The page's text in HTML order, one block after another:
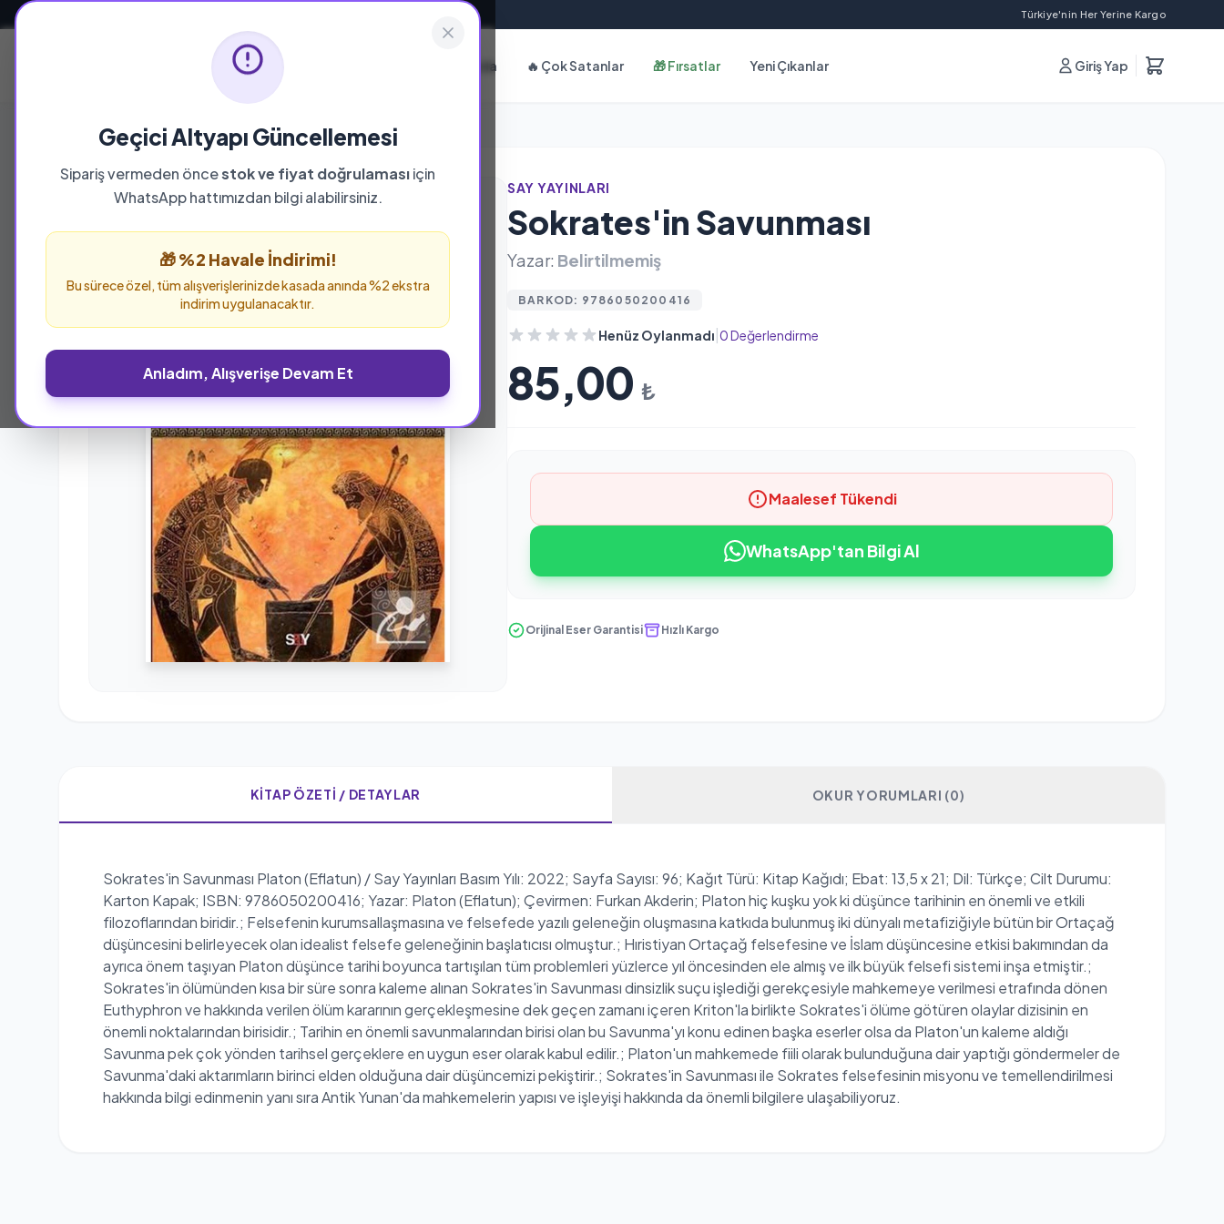
Geçici Altyapı Güncellemesi
Sipariş vermeden öncestok ve fiyat doğrulamasıiçin
WhatsApp hattımızdan bilgi alabilirsiniz.
🎁 %2 Havale İndirimi!
Bu sürece özel, tüm alışverişlerinizde kasada anında %2 ekstra
indirim uygulanacaktır.
Anladım, Alışverişe Devam Et
Türkiye'nin Her Yerine Kargo
Hakkımızda 🔥 Çok Satanlar 🎁 Fırsatlar Yeni Çıkanlar Giriş Yap
SAY YAYINLARI
Sokrates'in Savunması
Yazar: Belirtilmemiş
BARKOD: 9786050200416
Henüz Oylanmadı 0 Değerlendirme
85,00 ₺
Maalesef Tükendi
WhatsApp'tan Bilgi Al
Orijinal Eser Garantisi Hızlı Kargo
KITAP ÖZETI / DETAYLAR OKUR YORUMLARI (0)
Sokrates'in Savunması Platon (Eflatun) / Say Yayınları Basım Yılı: 2022; Sayfa Sayısı: 96; Kağıt Türü: Kitap Kağıdı; Ebat: 13,5 x 21; Dil: Türkçe; Cilt Durumu:
Karton Kapak; ISBN: 9786050200416; Yazar: Platon (Eflatun); Çevirmen: Furkan Akderin; Platon hiç kuşku yok ki düşünce tarihinin en önemli ve etkili
filozoflarından biridir.; Felsefenin kurumsallaşmasına ve felsefede yazılı geleneğin oluşmasına katkıda bulunmuş iki dünyalı metafiziğiyle bütün bir Ortaçağ
düşüncesini belirleyecek olan idealist felsefe geleneğinin başlatıcısı olmuştur.; Hıristiyan Ortaçağ felsefesine ve İslam düşüncesine etkisi bakımından da
ayrıca önem taşıyan Platon düşünce tarihi boyunca tartışılan tüm problemleri yüzlerce yıl öncesinden ele almış ve ilk büyük felsefi sistemi inşa etmiştir.;
Sokrates'in ölümünden kısa bir süre sonra kaleme alınan Sokrates'in Savunması dinsizlik suçu işlediği gerekçesiyle mahkemeye verilmesi etrafında dönen
Euthyphron ve hakkında verilen ölüm kararının gerçekleşmesine dek geçen zamanı içeren Kriton'la birlikte Sokrates'i ölüme götüren olaylar dizisinin en
önemli noktalarından birisidir.; Tarihin en önemli savunmalarından birisi olan bu Savunma'yı konu edinen başka eserler olsa da Platon'un kaleme aldığı
Savunma pek çok yönden tarihsel gerçeklere en uygun eser olarak kabul edilir.; Platon'un mahkemede fiili olarak bulunduğuna dair yaptığı göndermeler de
Savunma'daki aktarımların birinci elden olduğuna dair düşüncemizi pekiştirir.; Sokrates'in Savunması ile Sokrates felsefesinin misyonu ve temellendirilmesi
hakkında bilgi edinmenin yanı sıra Antik Yunan'da mahkemelerin yapısı ve işleyişi hakkında da önemli bilgilere ulaşabiliyoruz.